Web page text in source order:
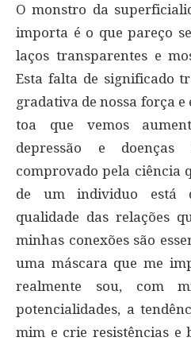
O monstro da
importa é o que pareço
laços transparentes e
Esta falta de significado
gradativa de nossa força e
toa que vemos
depressão e doenças
comprovado pela ciência
de um individuo está
qualidade das relações
minhas conexões são
uma máscara que me
realmente sou, com
potencialidades, a
mim e crie resistências e